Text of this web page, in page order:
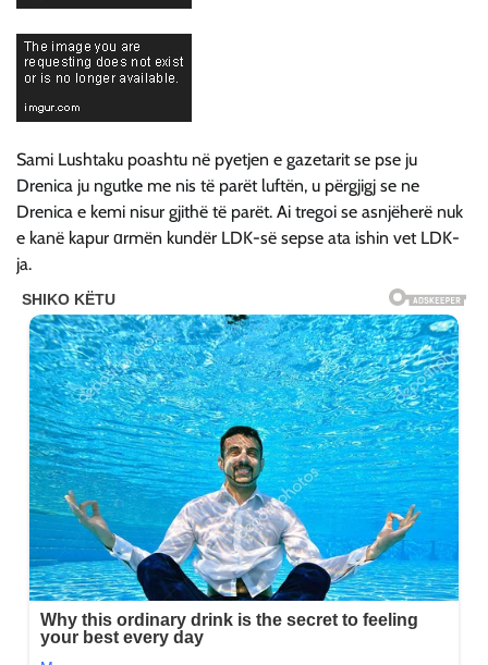
Sami Lushtaku poashtu në pyetjen e gazetarit se pse ju
Drenica ju ngutke me nis të parët luftën, u përgjigj se ne
Drenica e kemi nisur gjithë të parët. Ai tregoi se asnjëherë nuk
e kanë kapur ɑrmën kundër LDK-së sepse ata ishin vet LDK-
ja.